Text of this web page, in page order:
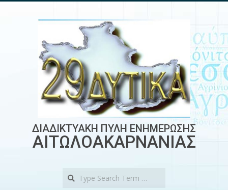
ΔΙΑΔΙΚΤΥΑΚΗ ΠΥΛΗ ΕΝΗΜΕΡΩΣΗΣ
ΑΙΤΩΛΟΑΚΑΡΝΑΝΙΑΣ